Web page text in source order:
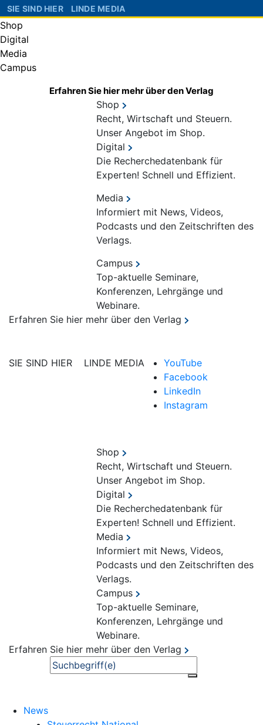
SIE SIND HIER LINDE MEDIA
Shop
Digital
Media
Campus
Erfahren Sie hier mehr über den Verlag
Shop
Recht, Wirtschaft und Steuern.
Unser Angebot im Shop.
Digital
Die Recherchedatenbank für
Experten! Schnell und Effizient.
Media
Informiert mit News, Videos,
Podcasts und den Zeitschriften des
Verlags.
Campus
Top-aktuelle Seminare,
Konferenzen, Lehrgänge und
Webinare.
Erfahren Sie hier mehr über den Verlag
SIE SIND HIER LINDE MEDIA
YouTube
Facebook
LinkedIn
Instagram
Shop
Recht, Wirtschaft und Steuern.
Unser Angebot im Shop.
Digital
Die Recherchedatenbank für
Experten! Schnell und Effizient.
Media
Informiert mit News, Videos,
Podcasts und den Zeitschriften des
Verlags.
Campus
Top-aktuelle Seminare,
Konferenzen, Lehrgänge und
Webinare.
Erfahren Sie hier mehr über den Verlag
Suche
News